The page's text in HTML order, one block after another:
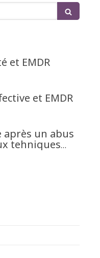
et EMDR
et EMDR
après un abus
tehniques